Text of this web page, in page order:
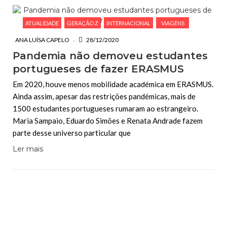
ATUALIDADE GERAÇÃO Z INTERNACIONAL VIAGENS
ANA LUÍSA CAPELO 28/12/2020
Pandemia não demoveu estudantes
portugueses de fazer ERASMUS
Em 2020, houve menos mobilidade académica em ERASMUS.
Ainda assim, apesar das restrições pandémicas, mais de
1500 estudantes portugueses rumaram ao estrangeiro.
Maria Sampaio, Eduardo Simões e Renata Andrade fazem
parte desse universo particular que
Ler mais